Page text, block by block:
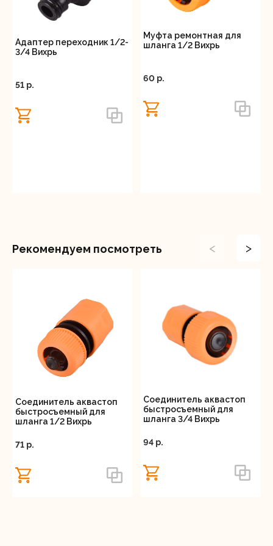
Адаптер переходник 1/2-
3/4 Вихрь
51 p.
Муфта ремонтная для
шланга 1/2 Вихрь
60 p.
Рекомендуем посмотреть < >
Соединитель аквастоп
быстросъемный для
шланга 1/2 Вихрь
71 p.
Соединитель аквастоп
быстросъемный для
шланга 3/4 Вихрь
94 p.